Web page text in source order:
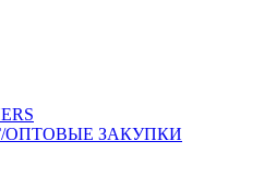
ОПТОВЫЕ ЗАКУПКИ